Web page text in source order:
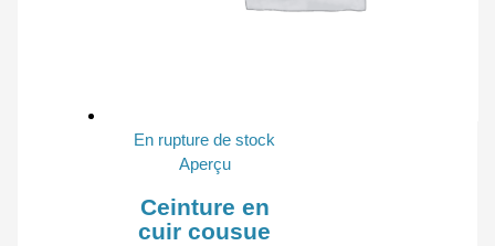
En rupture de stock
Aperçu
Ceinture en
cuir cousue